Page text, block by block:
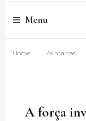
Menu
Home As marcas
A força